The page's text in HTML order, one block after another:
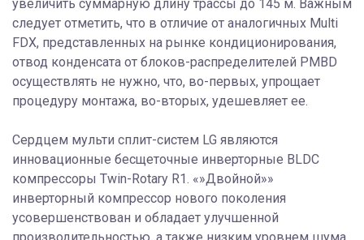
увеличить суммарную длину трассы до 145 м. Важным
следует отметить, что в отличие от аналогичных Multi
FDX, представленных на рынке кондиционирования,
отвод конденсата от блоков-распределителей PMBD
осуществлять не нужно, что, во-первых, упрощает
процедуру монтажа, во-вторых, удешевляет ее.
Сердцем мульти сплит-систем LG являются
инновационные бесщеточные инверторные BLDC
компрессоры Twin-Rotary R1. «»Двойной»»
инверторный компрессор нового поколения
усовершенствован и обладает улучшенной